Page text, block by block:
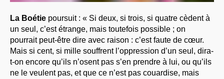
La Boétie poursuit : « Si deux, si trois, si quatre cèdent à
un seul, c’est étrange, mais toutefois possible ; on
pourrait peut-être dire avec raison : c’est faute de cœur.
Mais si cent, si mille souffrent l’oppression d’un seul, dira-
t-on encore qu’ils n’osent pas s’en prendre à lui, ou qu’ils
ne le veulent pas, et que ce n’est pas couardise, mais